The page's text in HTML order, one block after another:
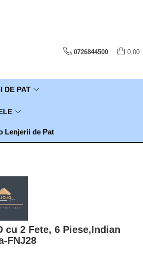
0726844500 0,00
DE PAT
Lenjerii de Pat
cu 2 Fete, 6 Piese,Indian
FNJ28